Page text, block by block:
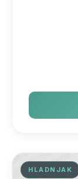
HLADNJAK